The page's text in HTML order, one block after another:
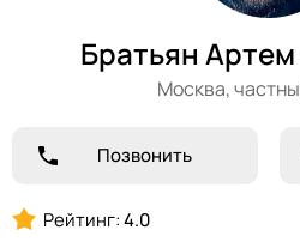
Братьян
Москва,
Позвонить
Рейтинг:4.0